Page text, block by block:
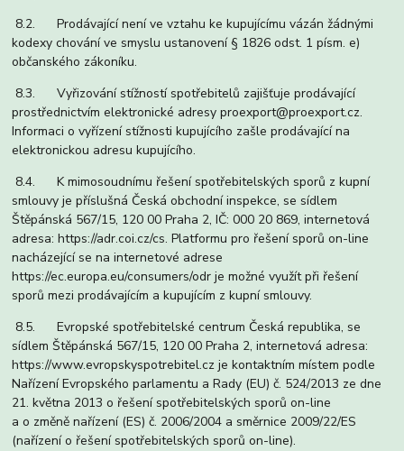
8.2. Prodávající není ve vztahu ke kupujícímu vázán žádnými
kodexy chování ve smyslu ustanovení § 1826 odst. 1 písm. e)
občanského zákoníku.
8.3. Vyřizování stížností spotřebitelů zajišťuje prodávající
prostřednictvím elektronické adresy proexport@proexport.cz.
Informaci o vyřízení stížnosti kupujícího zašle prodávající na
elektronickou adresu kupujícího.
8.4. K mimosoudnímu řešení spotřebitelských sporů z kupní
smlouvy je příslušná Česká obchodní inspekce, se sídlem
Štěpánská 567/15, 120 00 Praha 2, IČ: 000 20 869, internetová
adresa: https://adr.coi.cz/cs. Platformu pro řešení sporů on-line
nacházející se na internetové adrese
https://ec.europa.eu/consumers/odr je možné využít při řešení
sporů mezi prodávajícím a kupujícím z kupní smlouvy.
8.5. Evropské spotřebitelské centrum Česká republika, se
sídlem Štěpánská 567/15, 120 00 Praha 2, internetová adresa:
https://www.evropskyspotrebitel.cz je kontaktním místem podle
Nařízení Evropského parlamentu a Rady (EU) č. 524/2013 ze dne
21. května 2013 o řešení spotřebitelských sporů on-line
a o změně nařízení (ES) č. 2006/2004 a směrnice 2009/22/ES
(nařízení o řešení spotřebitelských sporů on-line).